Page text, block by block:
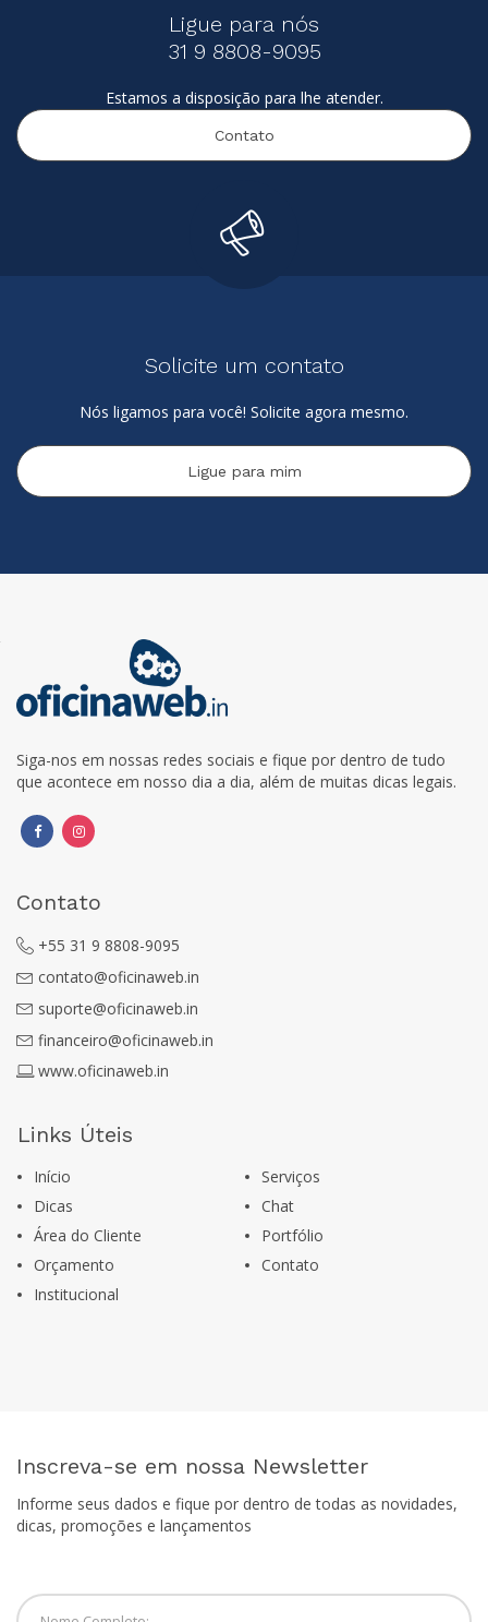
Ligue para nós
31 9 8808-9095
Estamos a disposição para lhe atender.
Contato
Solicite um contato
Nós ligamos para você! Solicite agora mesmo.
Ligue para mim
Siga-nos em nossas redes sociais e fique por dentro de tudo
que acontece em nosso dia a dia, além de muitas dicas legais.
Contato
+55 31 9 8808-9095
contato@oficinaweb.in
suporte@oficinaweb.in
financeiro@oficinaweb.in
www.oficinaweb.in
Links Úteis
Início
Serviços
Dicas
Chat
Área do Cliente
Portfólio
Orçamento
Contato
Institucional
Inscreva-se em nossa Newsletter
Informe seus dados e fique por dentro de todas as novidades,
dicas, promoções e lançamentos